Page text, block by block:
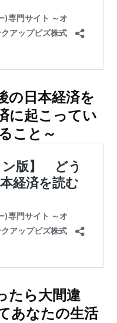
の日本経済を
に起こってい
こと～
たら大間違
あなたの生活